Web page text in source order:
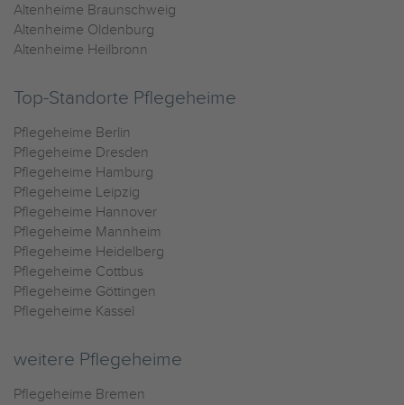
Altenheime Braunschweig
Altenheime Oldenburg
Altenheime Heilbronn
Top-Standorte Pflegeheime
Pflegeheime Berlin
Pflegeheime Dresden
Pflegeheime Hamburg
Pflegeheime Leipzig
Pflegeheime Hannover
Pflegeheime Mannheim
Pflegeheime Heidelberg
Pflegeheime Cottbus
Pflegeheime Göttingen
Pflegeheime Kassel
weitere Pflegeheime
Pflegeheime Bremen